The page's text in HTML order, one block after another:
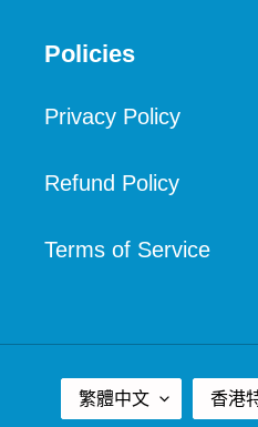
Policies
Privacy Policy
Refund Policy
Terms of Service
語
繁體中文
國
香港